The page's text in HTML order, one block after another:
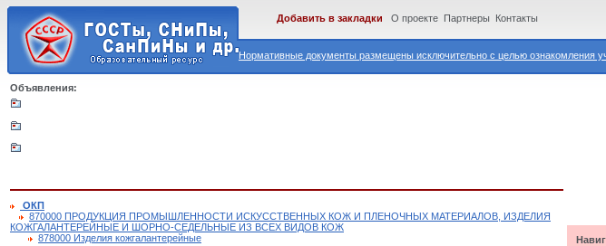
Нормативные документы размещены исключительно с целью ознакомления
Добавить в закладки О проекте Партнеры Контакты
Объявления:
ОКП
870000 ПРОДУКЦИЯ ПРОМЫШЛЕННОСТИ ИСКУССТВЕННЫХ КОЖ И ПЛЕНОЧНЫХ МАТЕРИАЛОВ, ИЗДЕЛИЯ
КОЖГАЛАНТЕРЕЙНЫЕ И ШОРНО-СЕДЕЛЬНЫЕ ИЗ ВСЕХ ВИДОВ КОЖ
878000 Изделия кожгалантерейные